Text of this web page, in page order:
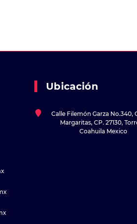
Ubicación
Calle Filemón Garza No.340,
Margaritas, CP. 27130,
Coahuila Mexico